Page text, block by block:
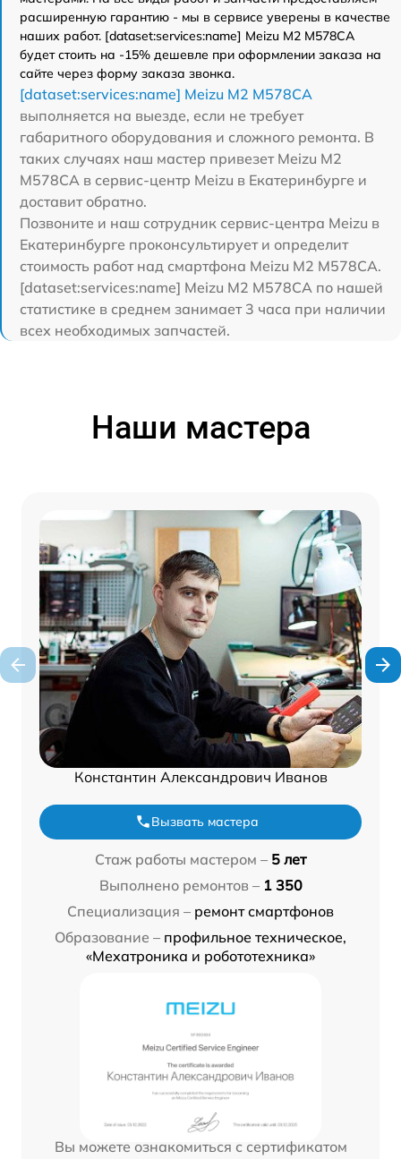
расширенную гарантию - мы в сервисе уверены в качестве
наших работ. [dataset:services:name] Meizu M2 M578CA
будет стоить на -15% дешевле при оформлении заказа на
сайте через форму заказа звонка.
[dataset:services:name] Meizu M2 M578CA
выполняется на выезде, если не требует
габаритного оборудования и сложного ремонта. В
таких случаях наш мастер привезет Meizu M2
M578CA в сервис-центр Meizu в Екатеринбурге и
доставит обратно.
Позвоните и наш сотрудник сервис-центра Meizu в
Екатеринбурге проконсультирует и определит
стоимость работ над смартфона Meizu M2 M578CA.
[dataset:services:name] Meizu M2 M578CA по нашей
статистике в среднем занимает 3 часа при наличии
всех необходимых запчастей.
Наши мастера
Константин Александрович Иванов
Вызвать мастера
Стаж работы мастером – 5 лет
Выполнено ремонтов – 1 350
Специализация – ремонт смартфонов
Образование – профильное техническое,
«Мехатроника и робототехника»
Вы можете ознакомиться с сертификатом